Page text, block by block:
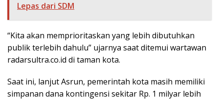
Lepas dari SDM
“Kita akan memprioritaskan yang lebih dibutuhkan
publik terlebih dahulu” ujarnya saat ditemui wartawan
radarsultra.co.id di taman kota.
Saat ini, lanjut Asrun, pemerintah kota masih memiliki
simpanan dana kontingensi sekitar Rp. 1 milyar lebih